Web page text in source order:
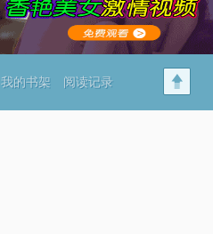
我的书架 阅读记录